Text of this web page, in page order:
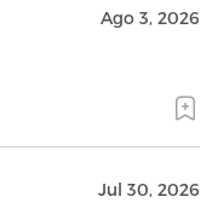
Ago 3, 2026
Jul 30, 2026